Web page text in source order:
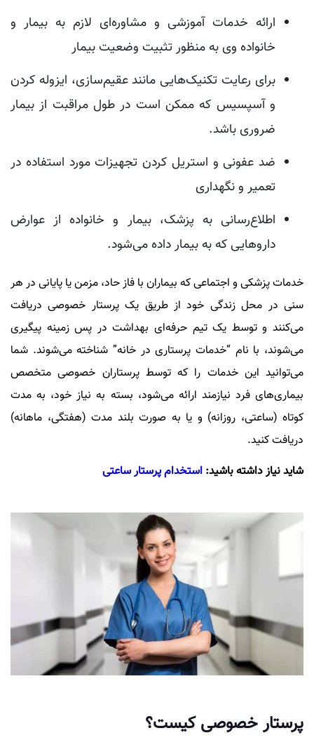
ارائه خدمات آموزشی و مشاوره‌ای لازم به بیمار و
خانواده وی به منظور تثبیت وضعیت بیمار
برای رعایت تکنیک‌هایی مانند عقیم‌سازی، ایزوله کردن
و آسپسیس که ممکن است در طول مراقبت از بیمار
ضروری باشد.
ضد عفونی و استریل کردن تجهیزات مورد استفاده در
تعمیر و نگهداری
اطلاع‌رسانی به پزشک، بیمار و خانواده از عوارض
دارو‌هایی که به بیمار داده می‌شود.
خدمات پزشکی و اجتماعی که بیماران با فاز حاد، مزمن یا پایانی در هر
سنی در محل زندگی خود از طریق یک پرستار خصوصی دریافت
می‌کنند و توسط یک تیم حرفه‌ای بهداشت در پس زمینه پیگیری
می‌شوند، با نام “خدمات پرستاری در خانه” شناخته می‌شوند. شما
می‌توانید این خدمات را که توسط پرستاران خصوصی متخصص
بیماری‌های فرد نیازمند ارائه می‌شود، بسته به نیاز خود، به مدت
کوتاه (ساعتی، روزانه) و یا به صورت بلند مدت (هفتگی، ماهانه)
دریافت کنید.
شاید نیاز داشته باشید: استخدام پرستار ساعتی
پرستار خصوصی کیست؟